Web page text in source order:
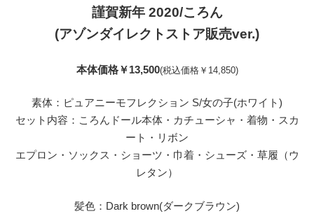
謹賀新年 2020/ころん
(アゾンダイレクトストア販売ver.)
本体価格￥13,500(税込価格￥14,850)
素体：ピュアニーモフレクション S/女の子(ホワイト)
セット内容：ころんドール本体・カチューシャ・着物・スカ
ート・リボン
エプロン・ソックス・ショーツ・巾着・シューズ・草履（ウ
レタン）
髪色：Dark brown(ダークブラウン)